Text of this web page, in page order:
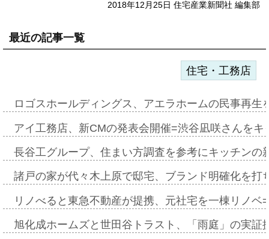
2018年12月25日 住宅産業新聞社 編集部
最近の記事一覧
住宅・工務店
ロゴスホールディングス、アエラホームの民事再
アイ工務店、新CMの発表会開催=渋谷凪咲さんを
長谷工グループ、住まい方調査を参考にキッチン
諸戸の家が代々木上原で邸宅、ブランド明確化を
リノべると東急不動産が提携、元社宅を一棟リノ
旭化成ホームズと世田谷トラスト、「雨庭」の実